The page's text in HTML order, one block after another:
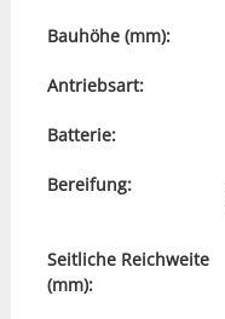
Bauhöhe (mm):
Antriebsart:
Batterie:
Bereifung:
Seitliche Reichweite
(mm):